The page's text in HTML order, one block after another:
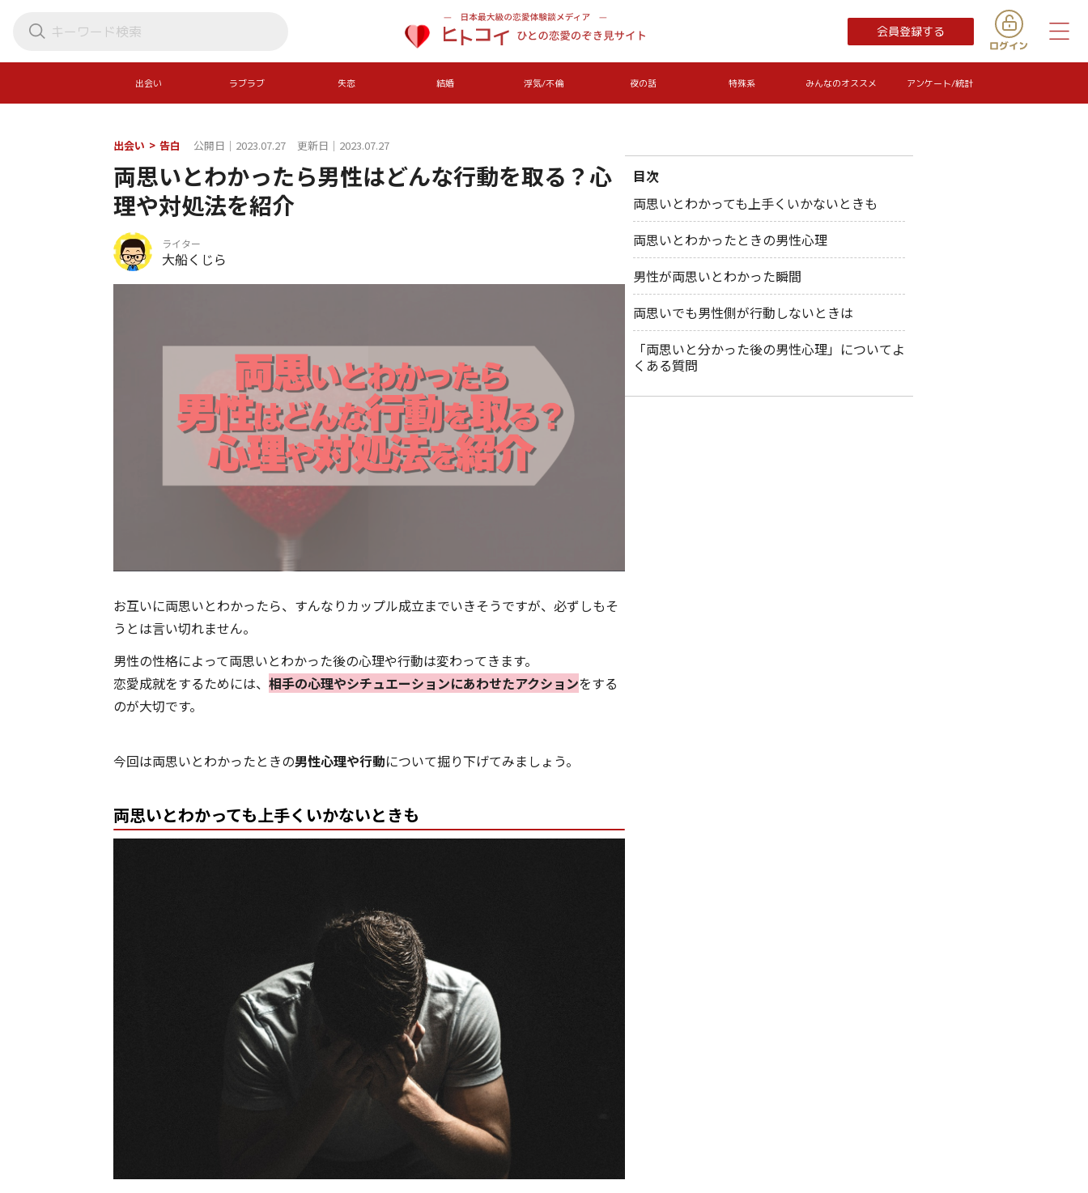
会員登録する
出会い ラブラブ 失恋 結婚 浮気/不倫 夜の話 特殊系 みんなのオススメ アンケート/統計
出会い > 告白 公開日｜2023.07.27 更新日｜2023.07.27
両思いとわかったら男性はどんな行動を取る？心
理や対処法を紹介
ライター
大船くじら
お互いに両思いとわかったら、すんなりカップル成立までいきそうですが、必ずしもそ
うとは言い切れません。
男性の性格によって両思いとわかった後の心理や行動は変わってきます。
恋愛成就をするためには、 相手の心理やシチュエーションにあわせたアクションをする
のが大切です。
今回は両思いとわかったときの男性心理や行動について掘り下げてみましょう。
両思いとわかっても上手くいかないときも
目次
両思いとわかっても上手くいかないときも
両思いとわかったときの男性心理
男性が両思いとわかった瞬間
両思いでも男性側が行動しないときは
「両思いと分かった後の男性心理」についてよ
くある質問